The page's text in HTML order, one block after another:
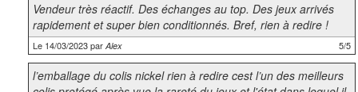
Vendeur très réactif. Des échanges au top. Des jeux arrivés
rapidement et super bien conditionnés. Bref, rien à redire !
Le 14/03/2023 par Alex 5/5
l’emballage du colis nickel rien à redire cest l’un des meilleurs